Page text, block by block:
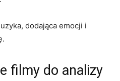
dodająca emocji ‍i
filmy do analizy